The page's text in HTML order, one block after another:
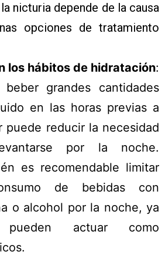
nicturia depende de la causa
opciones de tratamiento
los hábitos de hidratación:
beber grandes cantidades
en las horas previas a
puede reducir la necesidad
por la noche.
es recomendable limitar
de bebidas con
o alcohol por la noche, ya
actuar como